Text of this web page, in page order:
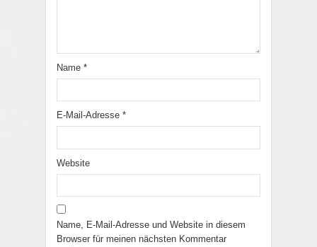
Name *
E-Mail-Adresse *
Website
Name, E-Mail-Adresse und Website in diesem
Browser für meinen nächsten Kommentar